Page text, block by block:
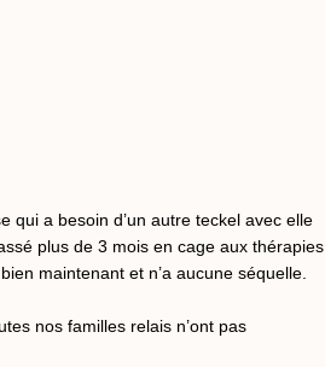
qui a besoin d’un autre teckel avec elle
plus de 3 mois en cage aux thérapies
maintenant et n’a aucune séquelle.
nos familles relais n’ont pas